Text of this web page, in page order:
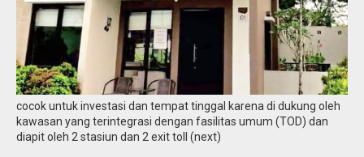
cocok untuk investasi dan tempat tinggal karena di dukung oleh
kawasan yang terintegrasi dengan fasilitas umum (TOD) dan
diapit oleh 2 stasiun dan 2 exit toll (next)